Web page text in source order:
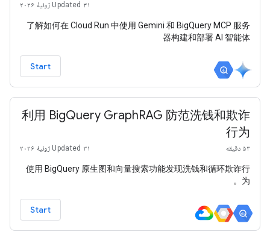
Updated ۳۱ ژوئیهٔ ۲۰۲۶
了解如何在 Cloud Run 中使用 Gemini 和 BigQuery MCP 服务
器构建和部署 AI 智能体
Start
利用 BigQuery GraphRAG 防范洗钱和欺诈
行为
۵۳ دقیقه Updated ۳۱ ژوئیهٔ ۲۰۲۶
使用 BigQuery 原生图和向量搜索功能发现洗钱和循环欺诈行
为。
Start